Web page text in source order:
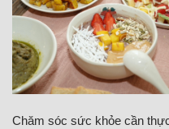
Chăm sóc sức khỏe cần